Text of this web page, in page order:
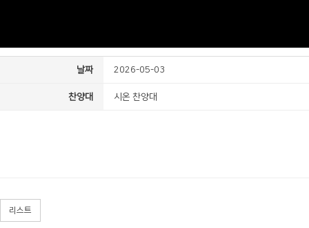
날짜 2026-05-03
찬양대 시온 찬양대
리스트